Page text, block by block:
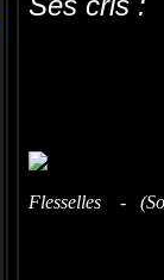
Flesselles -